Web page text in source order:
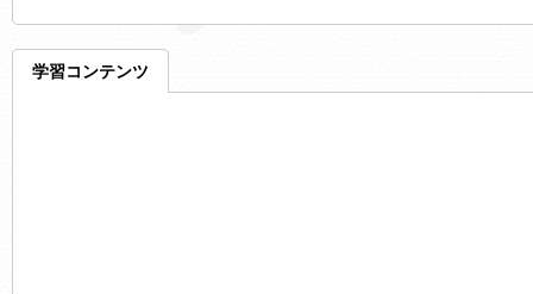
学習コンテンツ